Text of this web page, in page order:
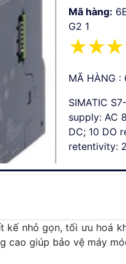
Mã hàng:
G2 1
☆
☆
☆
MÃ HÀNG :
SIMATIC
supply: AC
DC; 10 DO
retentivity:
kế nhỏ gọn, tối ưu hoá
cao giúp bảo vệ máy